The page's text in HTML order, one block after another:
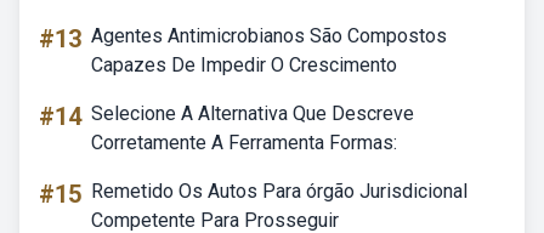
#13 Agentes Antimicrobianos São Compostos
Capazes De Impedir O Crescimento
#14 Selecione A Alternativa Que Descreve
Corretamente A Ferramenta Formas:
#15 Remetido Os Autos Para órgão Jurisdicional
Competente Para Prosseguir